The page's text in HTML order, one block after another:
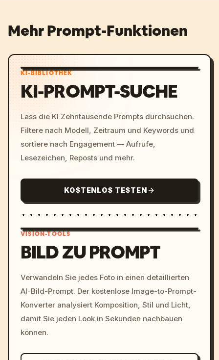
Mehr Prompt-Funktionen
KI-BIBLIOTHEK
KI-PROMPT-SUCHE
Lass die KI Zehntausende Prompts durchsuchen.
Filtere nach Modell, Zeitraum und Keywords und
sortiere nach Engagement — Aufrufe,
Lesezeichen, Reposts und mehr.
KOSTENLOS TESTEN
c, cyberpunk sunset, neon
colors, 8k --v 6.0
VISION-TOOLS
BILD ZU PROMPT
Verwandeln Sie jedes Foto in einen detaillierten
AI-Bild-Prompt. Der kostenlose Image-to-Prompt-
Konverter analysiert Komposition, Stil und Licht,
damit Sie jeden Look in Sekunden nachbauen
können.